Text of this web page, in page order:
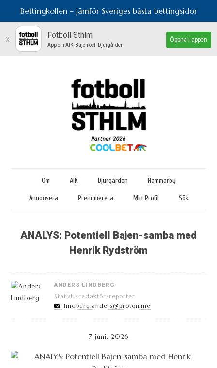
Bettingkollen – jämför Sveriges bästa bettingsidor
x Fotboll Sthlm
App om AIK, Bajen och Djurgården
Öppna i appen
Om AIK Djurgården Hammarby
Annonsera Prenumerera Min Profil Sök
ANALYS: Potentiell Bajen-samba med
Henrik Rydström
ANDERS LINDBERG
Statistikredaktör/reporter
lindberg.anders@proton.me
7 juni, 2026